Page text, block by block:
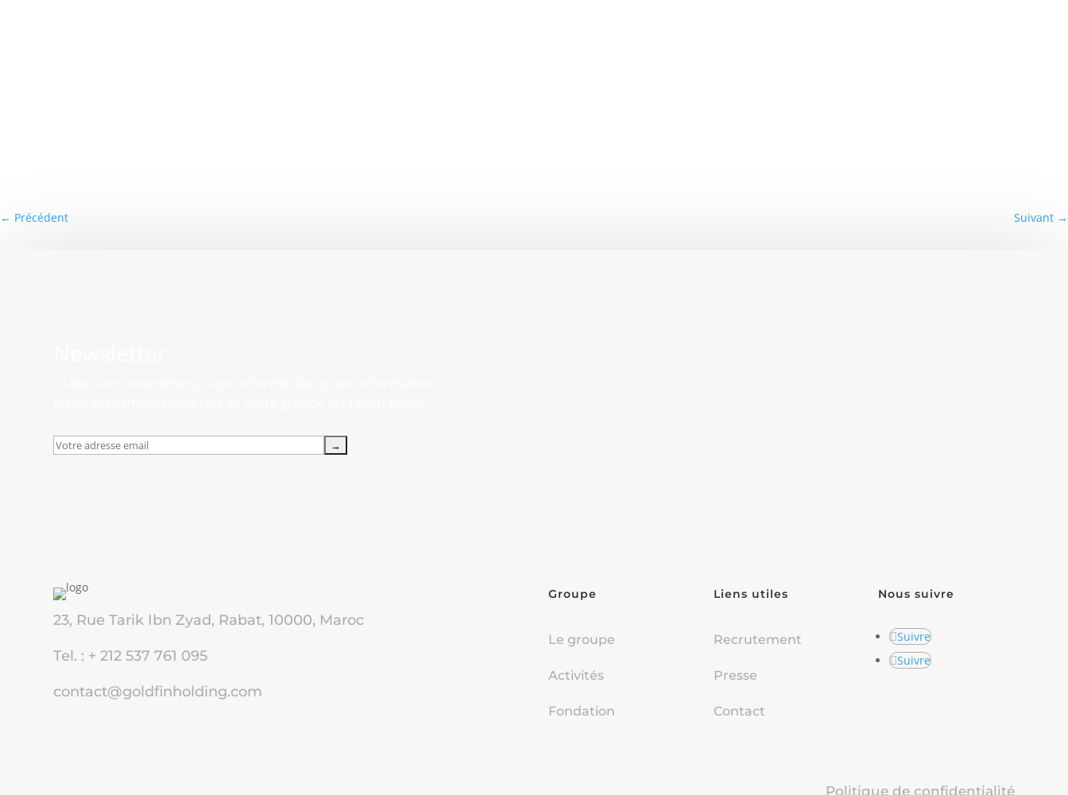
← Précédent Suivant →
23, Rue Tarik Ibn Zyad, Rabat, 10000, Maroc
Tel. : + 212 537 761 095
contact@goldfinholding.com
Groupe
Le groupe
Activités
Fondation
Liens utiles
Recrutement
Presse
Contact
Nous suivre
Suivre
Suivre
Politique de confidentialité